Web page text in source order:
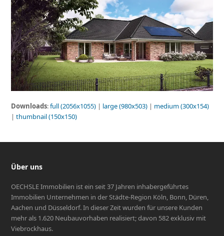
Downloads:full (2056x1055) | large (980x503) | medium (300x154)
|thumbnail (150x150)
Über uns
OECHSLE Immobilien ist ein seit 37 Jahren inhabergeführtes
Immobilien Unternehmen in der Städte-Region Köln, Bonn, Düren,
Aachen und Düsseldorf. In dieser Zeit wurden für unsere Kunden
mehr als 1.620 Neubauvorhaben realisiert; davon 582 exklusiv mit
Viebrockhaus.